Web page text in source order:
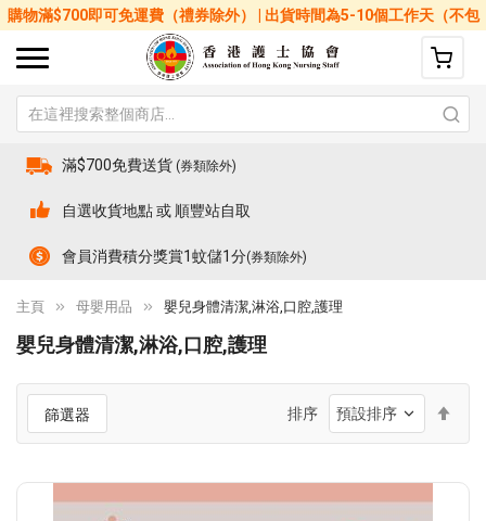
購物滿$700即可免運費（禮券除外） | 出貨時間為5-10個工作天（不包
括星期六、日及公眾假期）
滿$700免費送貨 (券類除外)
自選收貨地點 或 順豐站自取
會員消費積分獎賞1蚊儲1分(券類除外)
主頁 母嬰用品 嬰兒身體清潔,淋浴,口腔,護理
嬰兒身體清潔,淋浴,口腔,護理
篩選器 排序
降